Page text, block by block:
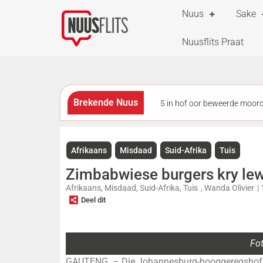
Nuus Sake
Nuusflits Praat
Brekende Nuus 5 in hof oor beweerde
Skietvoorvalle by en naby
stil
Afrikaans Misdaad Suid-Afrika Tuis
Zimbabwiese burgers kry
Afrikaans, Misdaad, Suid-Afrika, Tuis , Wanda Olivier |
Deel dit